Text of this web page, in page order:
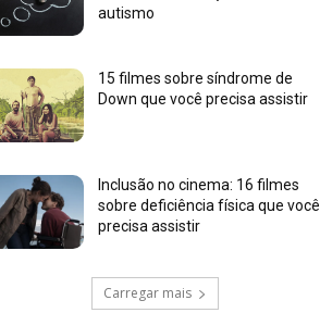
autismo
15 filmes sobre síndrome de
Down que você precisa assistir
Inclusão no cinema: 16 filmes
sobre deficiência física que você
precisa assistir
Carregar mais